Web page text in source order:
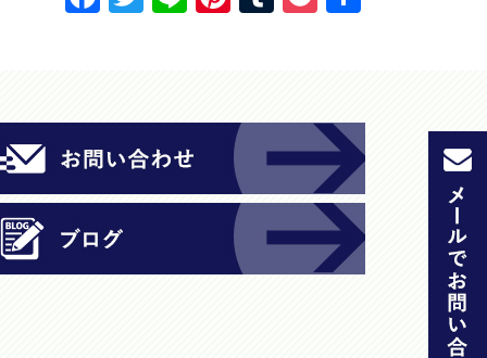
b
o
o
k
st
r et